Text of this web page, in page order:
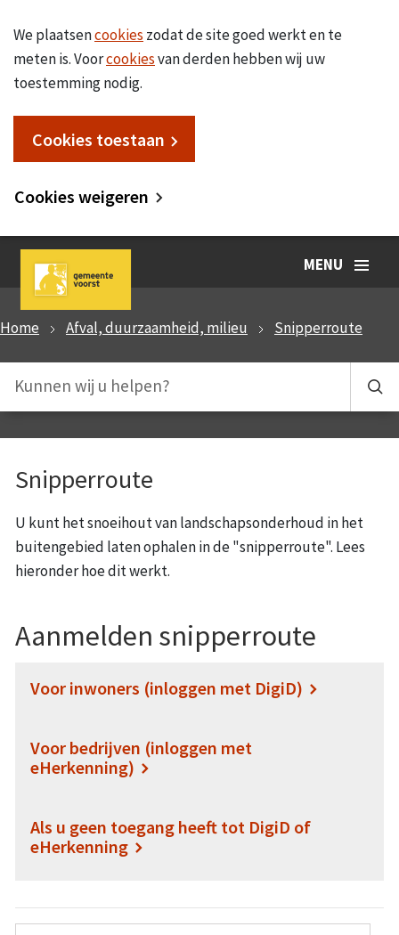
We plaatsencookies zodat de site goed werkt en te
meten is. Voorcookiesvan derden hebben wij uw
toestemming nodig.
Cookies toestaan
Cookies weigeren
MENU
Home Afval, duurzaamheid, milieu Snipperroute
Snipperroute
U kunt het snoeihout van landschapsonderhoud in het
buitengebied laten ophalen in de "snipperroute". Lees
hieronder hoe dit werkt.
Aanmelden snipperroute
Voor inwoners (inloggen met DigiD)
Voor bedrijven (inloggen met
eHerkenning)
Als u geen toegang heeft tot DigiD of
eHerkenning